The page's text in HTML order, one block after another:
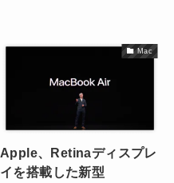
Mac
Apple、Retinaディスプレ
イを搭載した新型